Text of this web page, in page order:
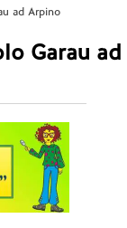
ad Arpino
Garau ad